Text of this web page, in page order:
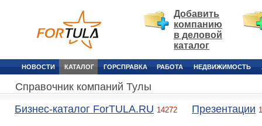
Добавить
компанию
в деловой
каталог
НОВОСТИ КАТАЛОГ ГОРСПРАВКА РАБОТА НЕДВИЖИМОСТЬ
Справочник компаний Тулы
Бизнес-каталог ForTULA.RU 14272 Презентации